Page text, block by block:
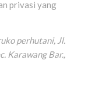
privasi yang
perhutani, Jl.
Karawang Bar.,